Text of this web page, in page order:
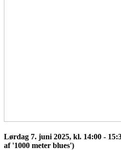
Lørdag 7. juni 2025, kl. 14:00 -
af '1000 meter blues')